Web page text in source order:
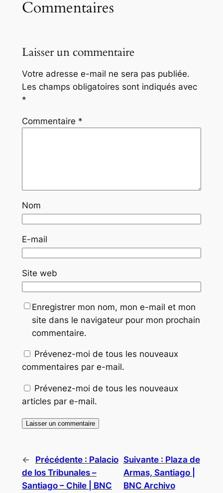
Commentaires
Laisser un commentaire
Votre adresse e-mail ne sera pas publiée.
Les champs obligatoires sont indiqués avec
*
Commentaire *
Nom
E-mail
Site web
Enregistrer mon nom, mon e-mail et mon
site dans le navigateur pour mon prochain
commentaire.
Prévenez-moi de tous les nouveaux
commentaires par e-mail.
Prévenez-moi de tous les nouveaux
articles par e-mail.
← Précédente : Palacio
de los Tribunales –
Santiago – Chile | BNC
Suivante : Plaza de
Armas, Santiago |
BNC Archivo